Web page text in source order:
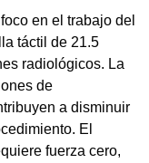
en el trabajo del
táctil de 21.5
radiológicos. La
de
a disminuir
El
fuerza cero,